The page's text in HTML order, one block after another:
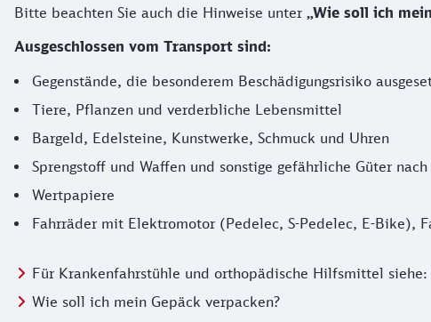
Bitte beachten Sie auch die Hinweise unter „Wie soll ich
Ausgeschlossen vom Transport sind:
Gegenstände, die besonderem Beschädigungsrisiko
Tiere, Pflanzen und verderbliche Lebensmittel
Bargeld, Edelsteine, Kunstwerke, Schmuck und Uhren
Sprengstoff und Waffen und sonstige gefährliche Güter
Wertpapiere
Fahrräder mit Elektromotor (Pedelec, S-Pedelec, E-Bike),
Für Krankenfahrstühle und orthopädische Hilfsmittel
Wie soll ich mein Gepäck verpacken?